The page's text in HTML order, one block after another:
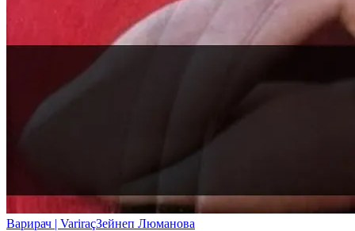
Варирач | VariraçЗейнеп Люманова